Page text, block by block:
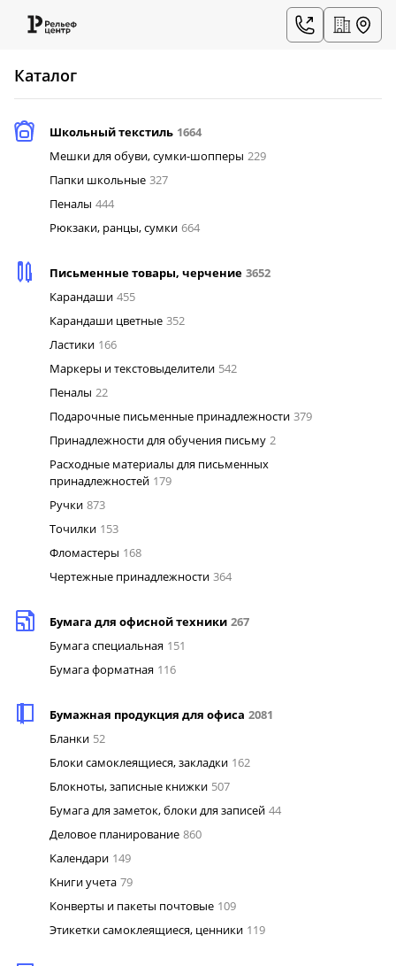
Каталог
Школьный текстиль 1664
Мешки для обуви, сумки-шопперы 229
Папки школьные 327
Пеналы 444
Рюкзаки, ранцы, сумки 664
Письменные товары, черчение 3652
Карандаши 455
Карандаши цветные 352
Ластики 166
Маркеры и текстовыделители 542
Пеналы 22
Подарочные письменные принадлежности 379
Принадлежности для обучения письму 2
Расходные материалы для письменных
принадлежностей 179
Ручки 873
Точилки 153
Фломастеры 168
Чертежные принадлежности 364
Бумага для офисной техники 267
Бумага специальная 151
Бумага форматная 116
Бумажная продукция для офиса 2081
Бланки 52
Блоки самоклеящиеся, закладки 162
Блокноты, записные книжки 507
Бумага для заметок, блоки для записей 44
Деловое планирование 860
Календари 149
Книги учета 79
Конверты и пакеты почтовые 109
Этикетки самоклеящиеся, ценники 119